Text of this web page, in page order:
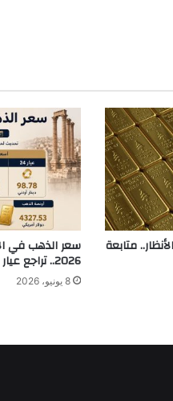
متابعة
2026.. تراجع عيار 21 والليرة الرشادي
8 يونيو، 2026